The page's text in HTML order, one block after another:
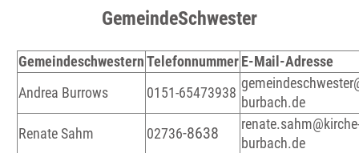
GemeindeSchwester
GemeindeschwesternTelefonnummerE-Mail-Adresse
Andrea Burrows
0151-65473938
burbach.de
Renate Sahm
02736-8638
burbach.de